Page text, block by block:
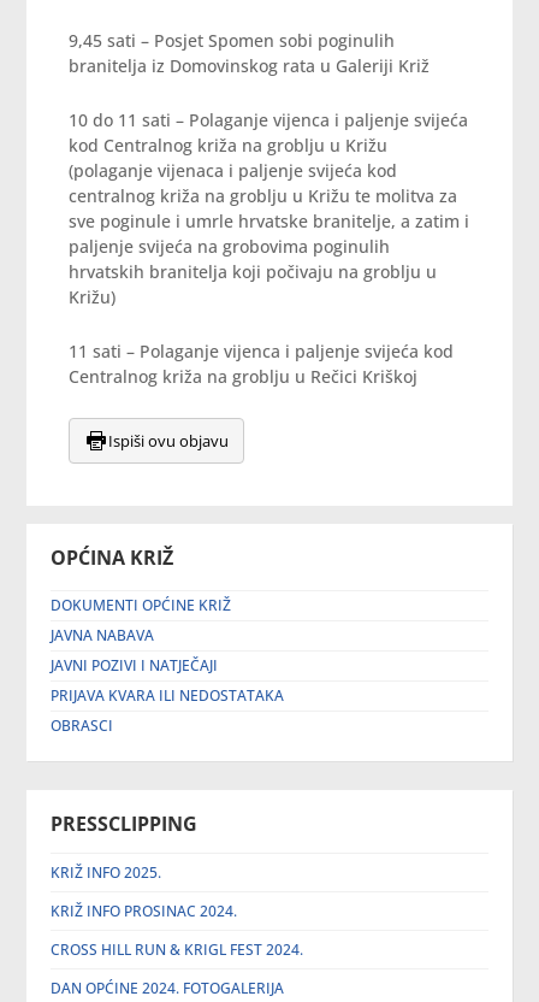
OPĆINA KRIŽ
DOKUMENTI OPĆINE KRIŽ
JAVNA NABAVA
JAVNI POZIVI I NATJEČAJI
PRIJAVA KVARA ILI NEDOSTATAKA
OBRASCI
PRESSCLIPPING
KRIŽ INFO 2025.
KRIŽ INFO PROSINAC 2024.
CROSS HILL RUN & KRIGL FEST 2024.
DAN OPĆINE 2024. FOTOGALERIJA
9,45 sati – Posjet Spomen sobi poginulih
branitelja iz Domovinskog rata u Galeriji Križ
10 do 11 sati – Polaganje vijenca i paljenje svijeća
kod Centralnog križa na groblju u Križu
(polaganje vijenaca i paljenje svijeća kod
centralnog križa na groblju u Križu te molitva za
sve poginule i umrle hrvatske branitelje, a zatim i
paljenje svijeća na grobovima poginulih
hrvatskih branitelja koji počivaju na groblju u
Križu)
11 sati – Polaganje vijenca i paljenje svijeća kod
Centralnog križa na groblju u Rečici Kriškoj
Ispiši ovu objavu